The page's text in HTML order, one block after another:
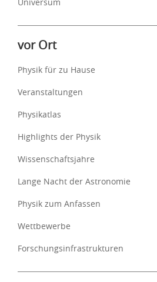
vor Ort
Physik für zu Hause
Veranstaltungen
Physikatlas
Highlights der Physik
Wissenschaftsjahre
Lange Nacht der Astronomie
Physik zum Anfassen
Wettbewerbe
Forschungsinfrastrukturen